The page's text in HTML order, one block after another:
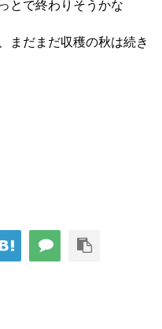
とで終わりそうかな
まだまだ収穫の秋は続き